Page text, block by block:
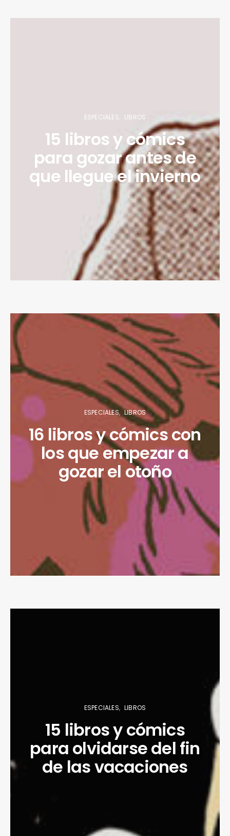
ESPECIALES LIBROS
15 libros y cómics
para gozar antes de
que llegue el invierno
ESPECIALES LIBROS
16 libros y cómics con
los que empezar a
gozar el otoño
ESPECIALES LIBROS
15 libros y cómics
para olvidarse del fin
de las vacaciones